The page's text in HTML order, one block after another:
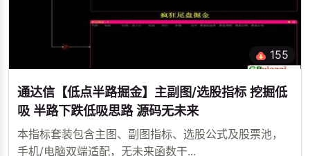
155
通达信【低点半路掘金】主副图/选股指标 挖掘低
吸 半路下跌低吸思路 源码无未来
本指标套装包含主图、副图指标、选股公式及股票池，
手机/电脑双端适配，无未来函数干...